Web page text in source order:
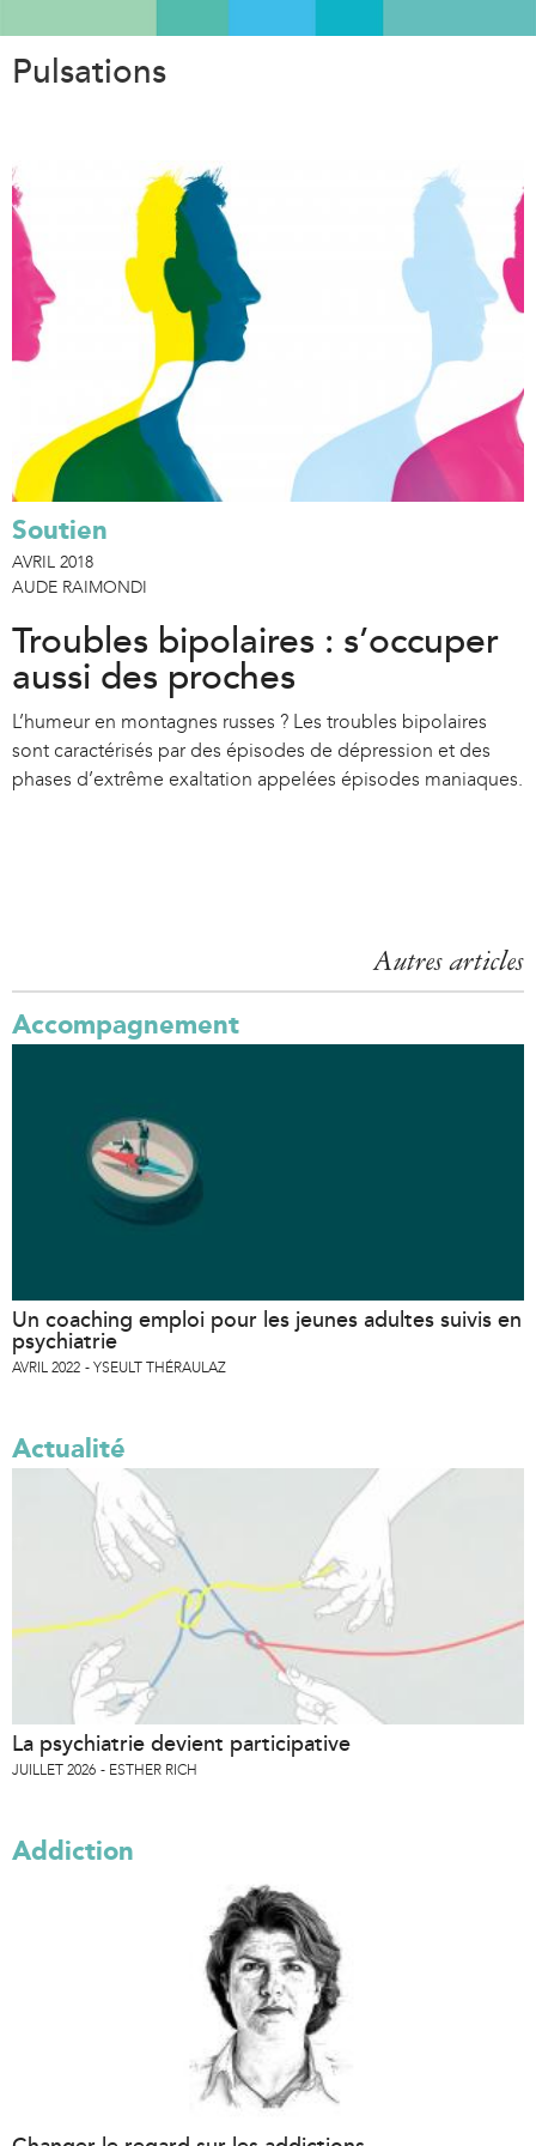
Pulsations
Soutien
AVRIL 2018
AUDE RAIMONDI
Troubles bipolaires : s’occuper
aussi des proches
L’humeur en montagnes russes ? Les troubles bipolaires
sont caractérisés par des épisodes de dépression et des
phases d’extrême exaltation appelées épisodes maniaques.
Autres articles
Accompagnement
Un coaching emploi pour les jeunes adultes suivis en
psychiatrie
AVRIL 2022 YSEULT THÉRAULAZ
Actualité
La psychiatrie devient participative
JUILLET 2026 ESTHER RICH
Addiction